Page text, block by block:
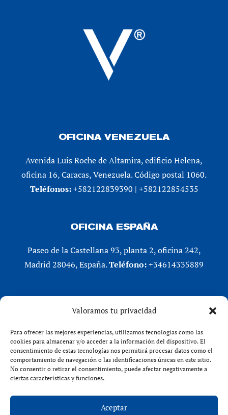
Valoramos tu privacidad
Para ofrecer las mejores experiencias, utilizamos tecnologías como las
cookies para almacenar y/o acceder a la información del dispositivo. El
consentimiento de estas tecnologías nos permitirá procesar datos como el
comportamiento de navegación o las identificaciones únicas en este sitio.
No consentir o retirar el consentimiento, puede afectar negativamente a
ciertas características y funciones.
Aceptar
OFICINA VENEZUELA
Avenida Luis Roche de Altamira, edificio Helena,
oficina 16, Caracas, Venezuela. Código postal 1060.
Teléfonos:+582122839390 | +582122854535
OFICINA ESPAÑA
Paseo de la Castellana 93, planta 2, oficina 242,
Madrid 28046, España.Teléfono:+34614335889
X (Twitter)
Instagram
Facebook